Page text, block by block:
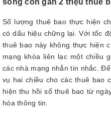
song còn gần 2 triệu thuê
Số lượng thuê bao thực hiện
có dấu hiệu chững lại. Với tốc
thuê bao này không thực hiện
mạng khóa liên lạc một chiều
các nhà mạng nhắn tin nhắc.
vụ hai chiều cho các thuê bao
hiện thu hồi số thuê bao từ
hóa thông tin.